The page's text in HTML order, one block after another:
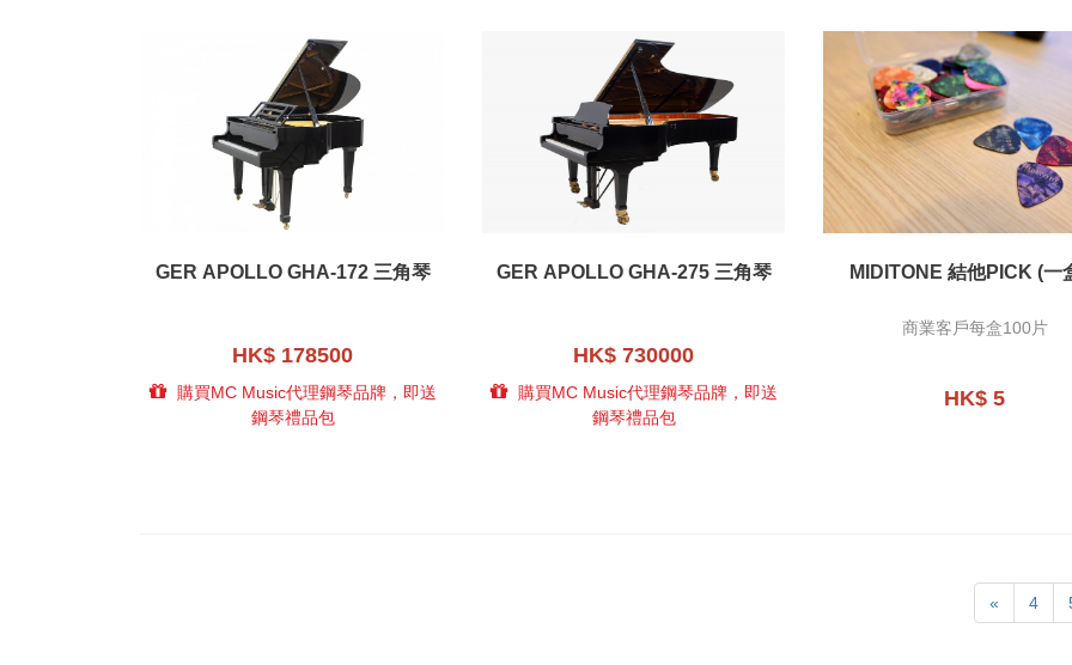
GER APOLLO GHA-172 三角琴
HK$ 178500
購買MC Music代理鋼琴品牌，即送
鋼琴禮品包
GER APOLLO GHA-275 三角琴
HK$ 730000
購買MC Music代理鋼琴品牌，即送
鋼琴禮品包
MIDITONE 結他PICK (一
商業客戶每盒100片
HK$ 5
« 4